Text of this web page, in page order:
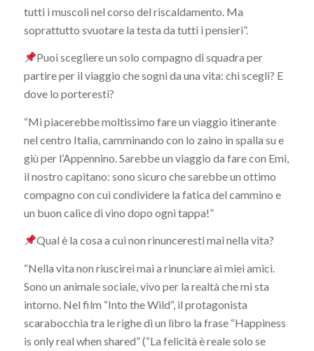
tutti i muscoli nel corso del riscaldamento. Ma
soprattutto svuotare la testa da tutti i pensieri”.
Puoi scegliere un solo compagno di squadra per
partire per il viaggio che sogni da una vita: chi scegli? E
dove lo porteresti?
“Mi piacerebbe moltissimo fare un viaggio itinerante
nel centro Italia, camminando con lo zaino in spalla su e
giù per l’Appennino. Sarebbe un viaggio da fare con Emi,
il nostro capitano: sono sicuro che sarebbe un ottimo
compagno con cui condividere la fatica del cammino e
un buon calice di vino dopo ogni tappa!”
Qual è la cosa a cui non rinunceresti mai nella vita?
“Nella vita non riuscirei mai a rinunciare ai miei amici.
Sono un animale sociale, vivo per la realtà che mi sta
intorno. Nel film “Into the Wild”, il protagonista
scarabocchia tra le righe di un libro la frase “Happiness
is only real when shared” (“La felicità è reale solo se